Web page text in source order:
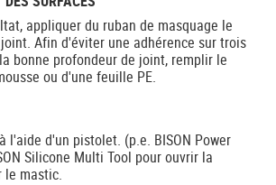
appliquer du ruban de masquage le
Afin d'éviter une adhérence sur trois
bonne profondeur de joint, remplir le
ou d'une feuille PE.
l'aide d'un pistolet. (p.e. BISON Power
Silicone Multi Tool pour ouvrir la
le mastic.